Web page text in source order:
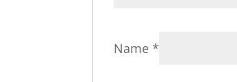
Name *